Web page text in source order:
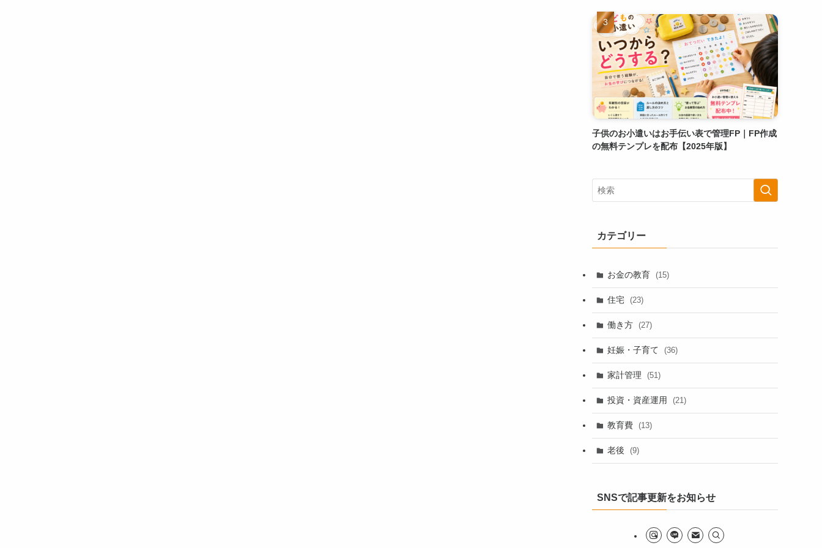
子供のお小遣いはお手伝い表で管理FP｜FP作成
の無料テンプレを配布【2025年版】
カテゴリー
お金の教育 (15)
住宅 (23)
働き方 (27)
妊娠・子育て (36)
家計管理 (51)
投資・資産運用 (21)
教育費 (13)
老後 (9)
SNSで記事更新をお知らせ